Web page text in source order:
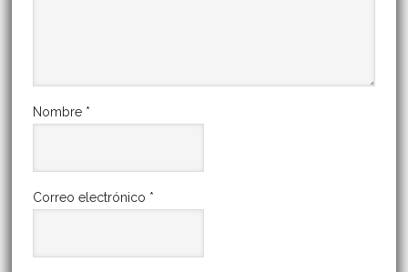
Nombre *
Correo electrónico *